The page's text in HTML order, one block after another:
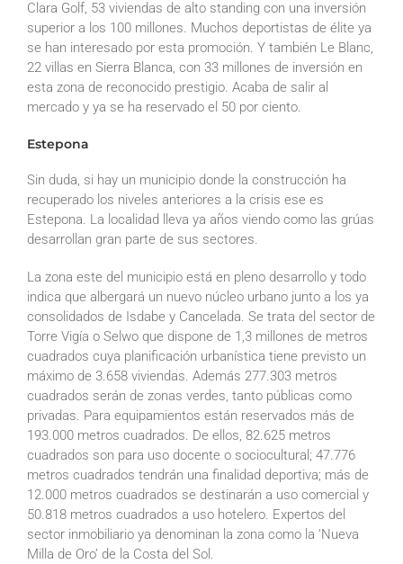
Clara Golf, 53 viviendas de alto standing con una inversión
superior a los 100 millones. Muchos deportistas de élite ya
se han interesado por esta promoción. Y también Le Blanc,
22 villas en Sierra Blanca, con 33 millones de inversión en
esta zona de reconocido prestigio. Acaba de salir al
mercado y ya se ha reservado el 50 por ciento.
Estepona
Sin duda, si hay un municipio donde la construcción ha
recuperado los niveles anteriores a la crisis ese es
Estepona. La localidad lleva ya años viendo como las grúas
desarrollan gran parte de sus sectores.
La zona este del municipio está en pleno desarrollo y todo
indica que albergará un nuevo núcleo urbano junto a los ya
consolidados de Isdabe y Cancelada. Se trata del sector de
Torre Vigía o Selwo que dispone de 1,3 millones de metros
cuadrados cuya planificación urbanística tiene previsto un
máximo de 3.658 viviendas. Además 277.303 metros
cuadrados serán de zonas verdes, tanto públicas como
privadas. Para equipamientos están reservados más de
193.000 metros cuadrados. De ellos, 82.625 metros
cuadrados son para uso docente o sociocultural; 47.776
metros cuadrados tendrán una finalidad deportiva; más de
12.000 metros cuadrados se destinarán a uso comercial y
50.818 metros cuadrados a uso hotelero. Expertos del
sector inmobiliario ya denominan la zona como la ‘Nueva
Milla de Oro’ de la Costa del Sol.